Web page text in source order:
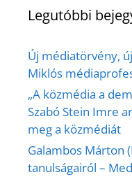
Legutóbbi
Új médiatörvény,
Miklós
„A közmédia a
Szabó Stein Imre
meg a közmédiát
Galambos Márton
tanulságairól –